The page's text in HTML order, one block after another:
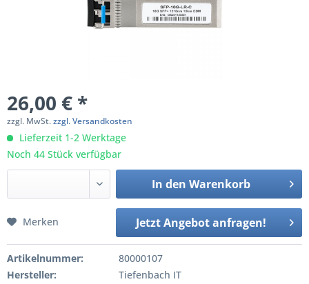
26,00 € *
zzgl. MwSt.zzgl. Versandkosten
Lieferzeit 1-2 Werktage
Noch 44 Stück verfügbar
In den Warenkorb
Jetzt Angebot anfragen!
Merken
Artikelnummer:
80000107
Hersteller:
Tiefenbach IT